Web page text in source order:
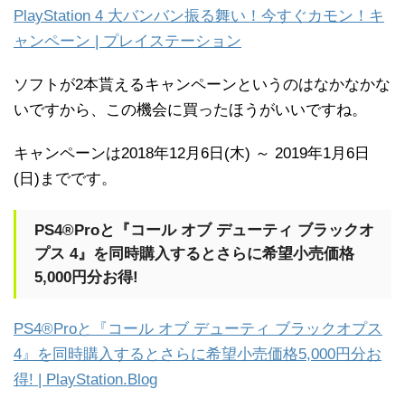
PlayStation 4 大バンバン振る舞い！今すぐカモン！キ
ャンペーン | プレイステーション
ソフトが2本貰えるキャンペーンというのはなかなかな
いですから、この機会に買ったほうがいいですね。
キャンペーンは2018年12月6日(木) ～ 2019年1月6日
(日)までです。
PS4®Proと『コール オブ デューティ ブラックオ
プス 4』を同時購入するとさらに希望小売価格
5,000円分お得!
PS4®Proと『コール オブ デューティ ブラックオプス
4』を同時購入するとさらに希望小売価格5,000円分お
得! | PlayStation.Blog